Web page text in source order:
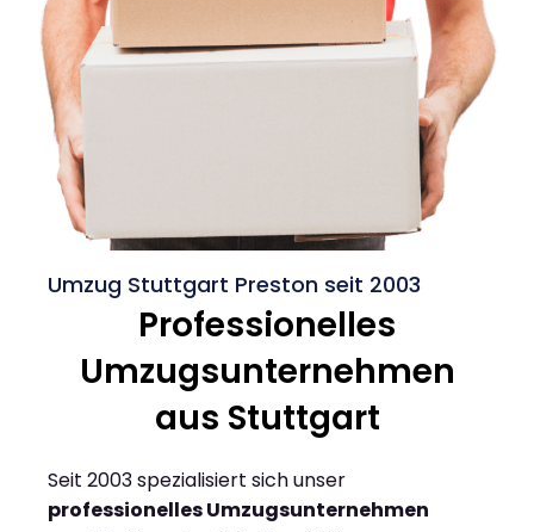
Umzug Stuttgart Preston seit 2003
Professionelles
Umzugsunternehmen
aus Stuttgart
Seit 2003 spezialisiert sich unser
professionelles Umzugsunternehmen